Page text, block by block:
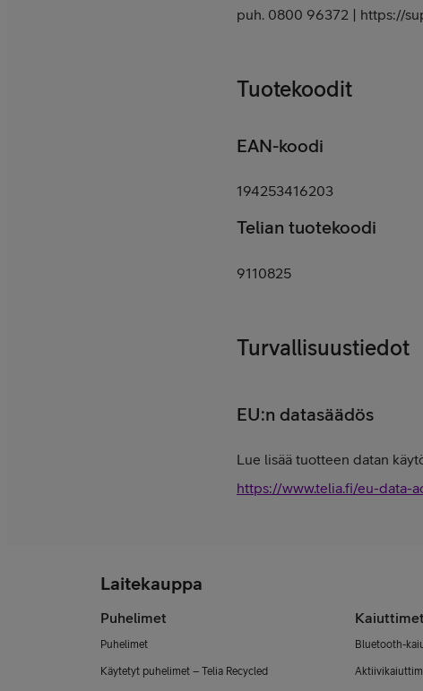
puh. 0800 96372 | https://
Tuotekoodit
EAN-koodi
194253416203
Telian tuotekoodi
9110825
Turvallisuustiedot
EU:n datasäädös
Lue lisää tuotteen datan
https://www.telia.fi/eu-data-
Laitekauppa
Puhelimet
Puhelimet
Käytetyt puhelimet – Telia Recycled
Kaiuttimet
Bluetooth-